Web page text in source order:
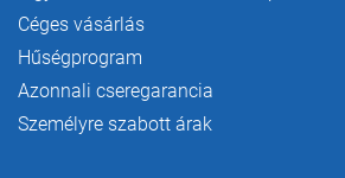
Céges vásárlás
Hűségprogram
Azonnali cseregarancia
Személyre szabott árak